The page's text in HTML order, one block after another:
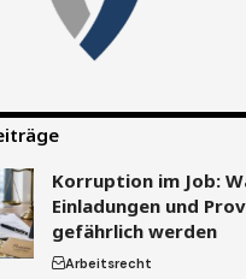
Korruption im Job:
Einladungen und
gefährlich werden
Arbeitsrecht